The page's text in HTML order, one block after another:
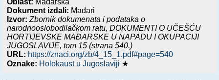
Dokument izdali: Mađari
Izvor: Zbornik dokumenata i podataka o
narodnooslobodilačkom ratu,DOKUMENTI O UČEŠĆU
HORTIJEVSKE MAĐARSKE U NAPADU I OKUPACIJI
JUGOSLAVIJE, tom 15 (strana 540.)
URL: https://znaci.org/zb/4_15_1.pdf#page=540
Oznake: Holokaust u Jugoslaviji ★